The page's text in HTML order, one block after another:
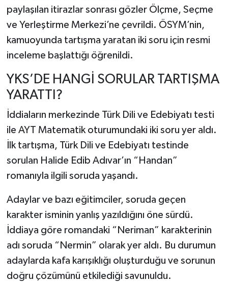
paylaşılan itirazlar sonrası gözler Ölçme, Seçme
ve Yerleştirme Merkezi’ne çevrildi. ÖSYM’nin,
kamuoyunda tartışma yaratan iki soru için resmi
inceleme başlattığı öğrenildi.
YKS’DE HANGİ SORULAR TARTIŞMA
YARATTI?
İddiaların merkezinde Türk Dili ve Edebiyatı testi
ile AYT Matematik oturumundaki iki soru yer aldı.
İlk tartışma, Türk Dili ve Edebiyatı testinde
sorulan Halide Edib Adıvar’ın “Handan”
romanıyla ilgili soruda yaşandı.
Adaylar ve bazı eğitimciler, soruda geçen
karakter isminin yanlış yazıldığını öne sürdü.
İddiaya göre romandaki “Neriman” karakterinin
adı soruda “Nermin” olarak yer aldı. Bu durumun
adaylarda kafa karışıklığı oluşturduğu ve sorunun
doğru çözümünü etkilediği savunuldu.